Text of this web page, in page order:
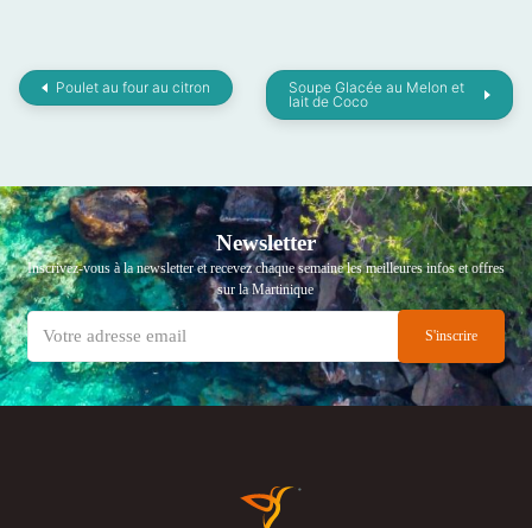
Poulet au four au citron
Soupe Glacée au Melon et
lait de Coco
Newsletter
Inscrivez-vous à la newsletter et recevez chaque semaine les meilleures infos et offres
sur la Martinique